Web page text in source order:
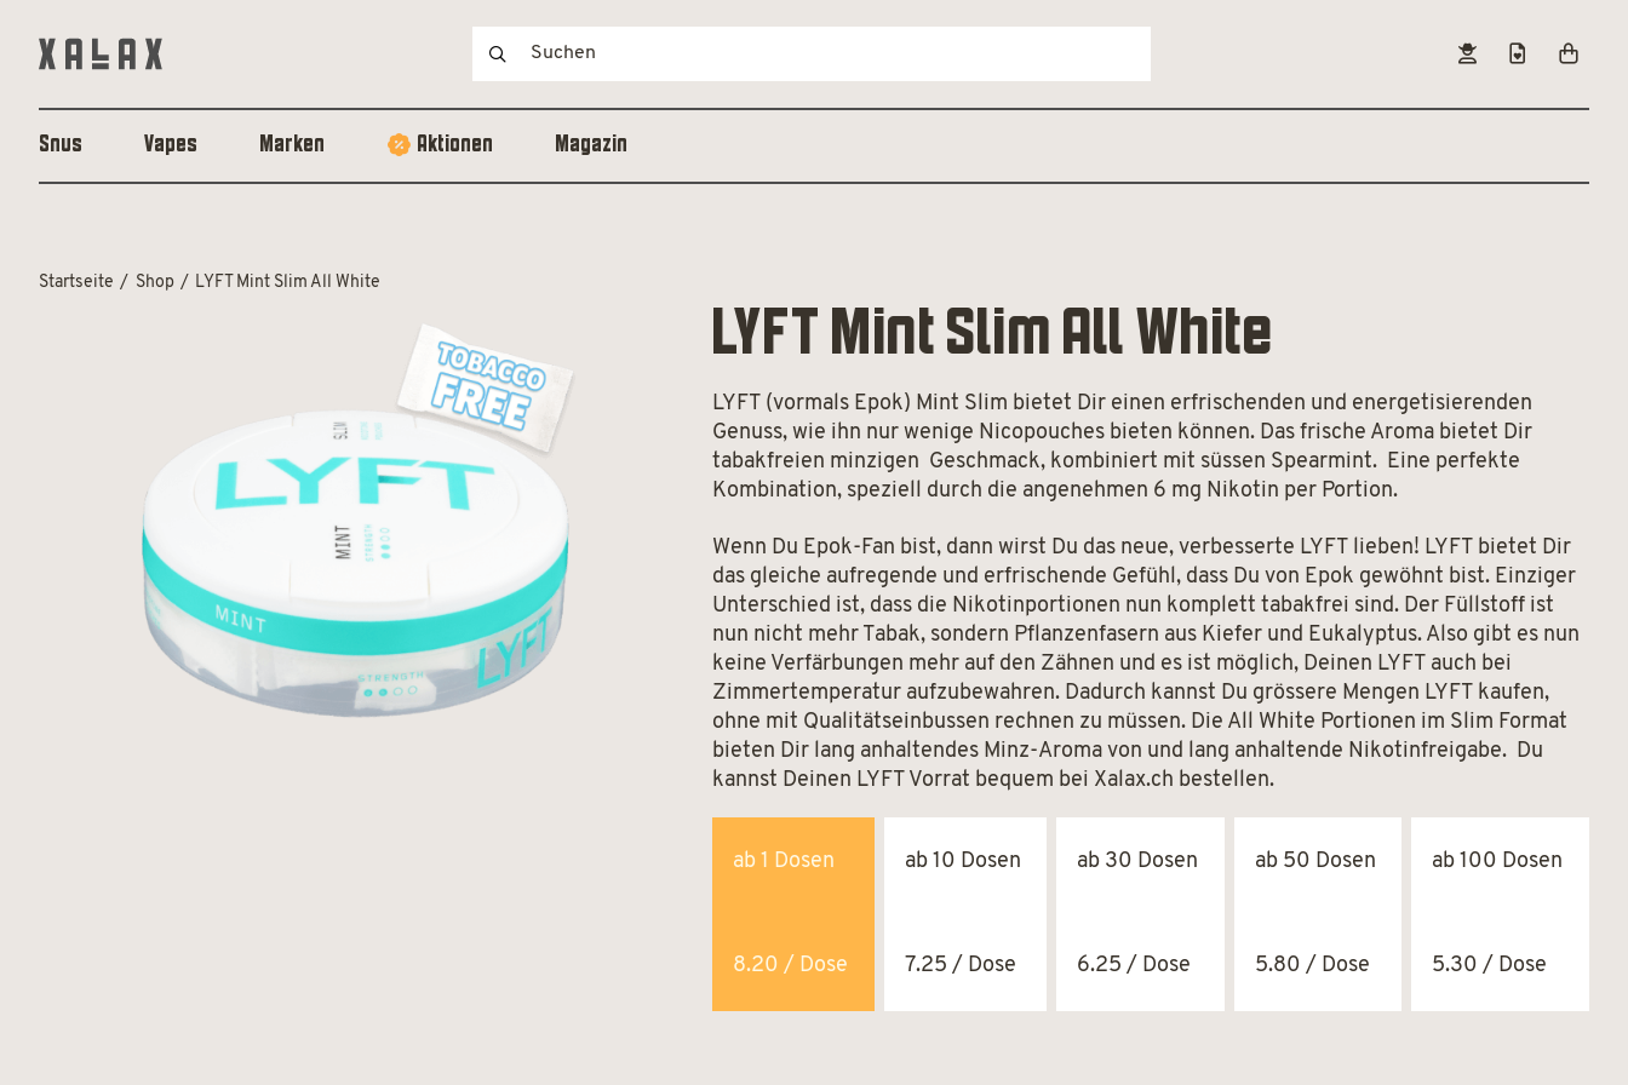
Snus Vapes Marken Aktionen Magazin
Startseite Shop LYFT Mint Slim All White
LYFT Mint Slim All White
LYFT (vormals Epok) Mint Slim bietet Dir einen erfrischenden und energetisierenden
Genuss, wie ihn nur wenige Nicopouches bieten können. Das frische Aroma bietet Dir
tabakfreien minzigen Geschmack, kombiniert mit süssen Spearmint. Eine perfekte
Kombination, speziell durch die angenehmen 6 mg Nikotin per Portion.
Wenn Du Epok-Fan bist, dann wirst Du das neue, verbesserte LYFT lieben! LYFT bietet Dir
das gleiche aufregende und erfrischende Gefühl, dass Du von Epok gewöhnt bist. Einziger
Unterschied ist, dass die Nikotinportionen nun komplett tabakfrei sind. Der Füllstoff ist
nun nicht mehr Tabak, sondern Pflanzenfasern aus Kiefer und Eukalyptus. Also gibt es nun
keine Verfärbungen mehr auf den Zähnen und es ist möglich, Deinen LYFT auch bei
Zimmertemperatur aufzubewahren. Dadurch kannst Du grössere Mengen LYFT kaufen,
ohne mit Qualitätseinbussen rechnen zu müssen. Die All White Portionen im Slim Format
bieten Dir lang anhaltendes Minz-Aroma von und lang anhaltende Nikotinfreigabe. Du
kannst Deinen LYFT Vorrat bequem bei Xalax.ch bestellen.
ab 1 Dosen
8.20 / Dose
ab 10 Dosen
7.25 / Dose
ab 30 Dosen
6.25 / Dose
ab 50 Dosen
5.80 / Dose
ab 100 Dosen
5.30 / Dose